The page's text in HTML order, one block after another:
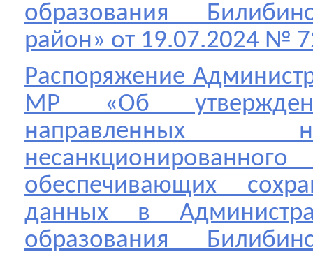
образования
район» от 19.07.2024 №
Распоряжение
МР «Об
направленных
обеспечивающих
данных в
образования